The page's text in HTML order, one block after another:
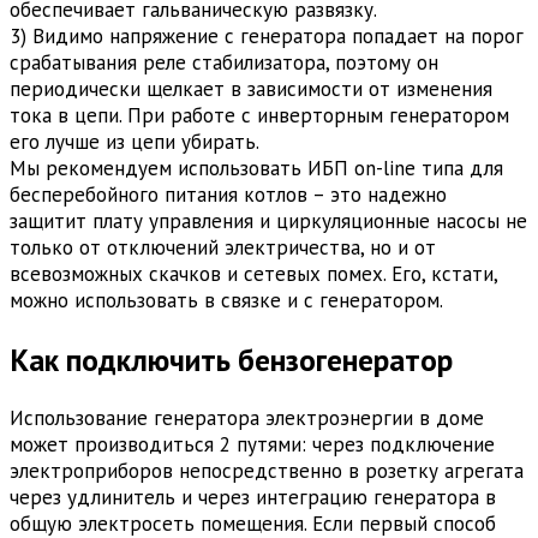
обеспечивает гальваническую развязку.
3) Видимо напряжение с генератора попадает на порог
срабатывания реле стабилизатора, поэтому он
периодически щелкает в зависимости от изменения
тока в цепи. При работе с инверторным генератором
его лучше из цепи убирать.
Мы рекомендуем использовать ИБП on-line типа для
бесперебойного питания котлов – это надежно
защитит плату управления и циркуляционные насосы не
только от отключений электричества, но и от
всевозможных скачков и сетевых помех. Его, кстати,
можно использовать в связке и с генератором.
Как подключить бензогенератор
Использование генератора электроэнергии в доме
может производиться 2 путями: через подключение
электроприборов непосредственно в розетку агрегата
через удлинитель и через интеграцию генератора в
общую электросеть помещения. Если первый способ